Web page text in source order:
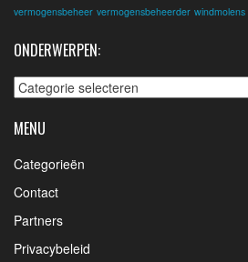
vermogensbeheer vermogensbeheerder windmolens
ONDERWERPEN:
Onderwerpen:
MENU
Categorieën
Contact
Partners
Privacybeleid